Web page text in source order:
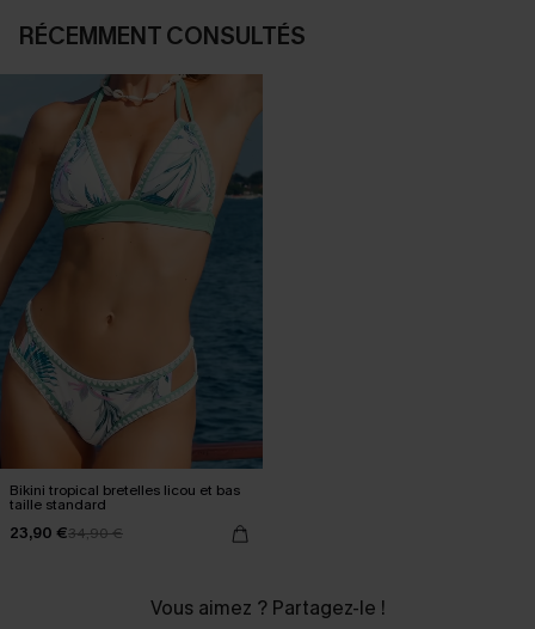
RÉCEMMENT CONSULTÉS
Bikini tropical bretelles licou et bas
taille standard
23,90 €34,90 €
Vous aimez ? Partagez-le !